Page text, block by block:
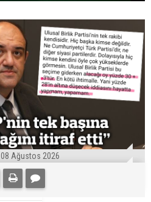
08 Ağustos 2026